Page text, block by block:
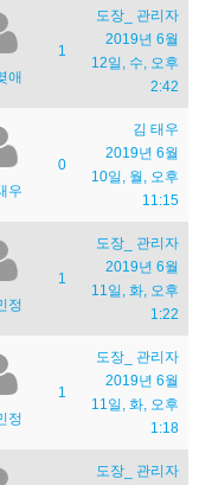
애
1
도장_ 관리자
2019년 6월
12일, 수, 오후
2:42
우
0
김 태우
2019년 6월
10일, 월, 오후
11:15
정
1
도장_ 관리자
2019년 6월
11일, 화, 오후
1:22
정
1
도장_ 관리자
2019년 6월
11일, 화, 오후
1:18
도장_ 관리자